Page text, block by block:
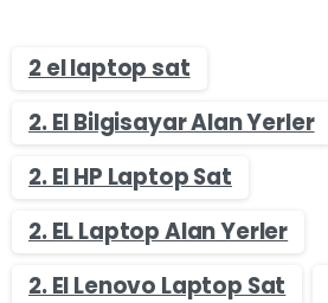
2 el laptop sat
2. El Bilgisayar Alan Yerler
2. El HP Laptop Sat
2. EL Laptop Alan Yerler
2. El Lenovo Laptop Sat